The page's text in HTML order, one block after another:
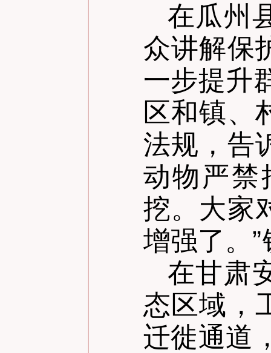
在瓜州
众讲解保
一步提升
区和镇、
法规，告
动物严禁
挖。大家
增强了。 ”
在甘肃
态区域，
迁徙通道